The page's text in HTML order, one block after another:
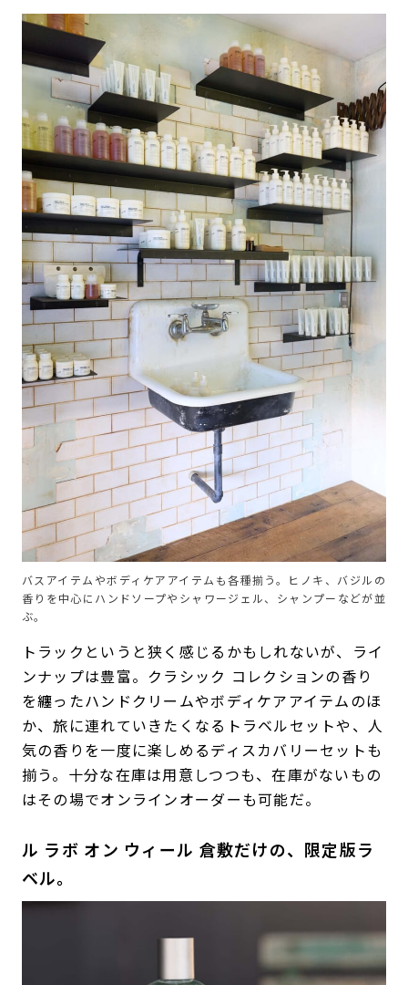
バスアイテムやボディケアアイテムも各種揃う。ヒノキ、バジルの
香りを中心にハンドソープやシャワージェル、シャンプーなどが並
ぶ。
トラックというと狭く感じるかもしれないが、ライ
ンナップは豊富。クラシック コレクションの香り
を纏ったハンドクリームやボディケアアイテムのほ
か、旅に連れていきたくなるトラベルセットや、人
気の香りを一度に楽しめるディスカバリーセットも
揃う。十分な在庫は用意しつつも、在庫がないもの
はその場でオンラインオーダーも可能だ。
ル ラボ オン ウィール 倉敷だけの、限定版ラ
ベル。